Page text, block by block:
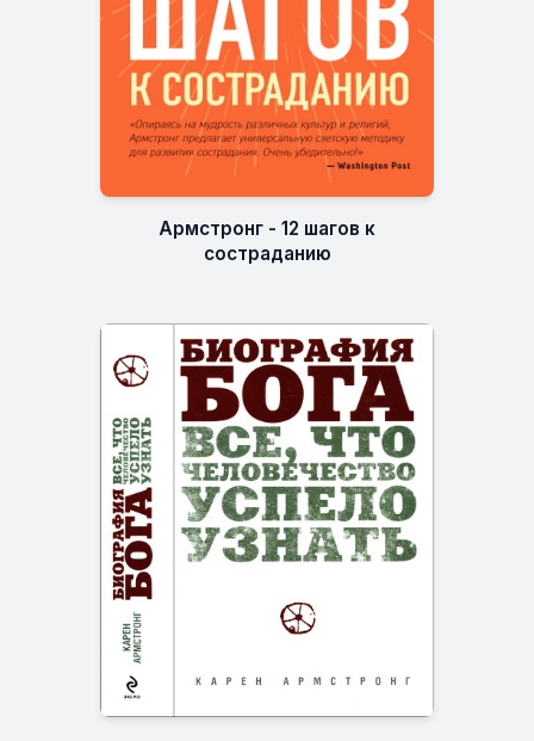
Армстронг - 12 шагов к
состраданию